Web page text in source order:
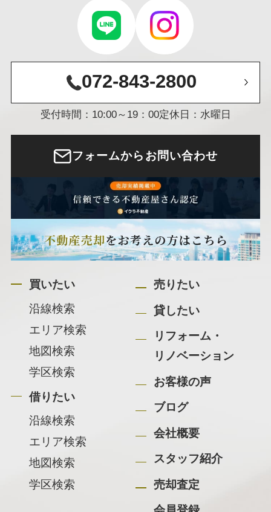
072-843-2800
受付時間：10:00～19：00定休日：水曜日
フォームからお問い合わせ
買いたい
沿線検索
エリア検索
地図検索
学区検索
借りたい
沿線検索
エリア検索
地図検索
学区検索
売りたい
貸したい
リフォーム・
リノベーション
お客様の声
ブログ
会社概要
スタッフ紹介
売却査定